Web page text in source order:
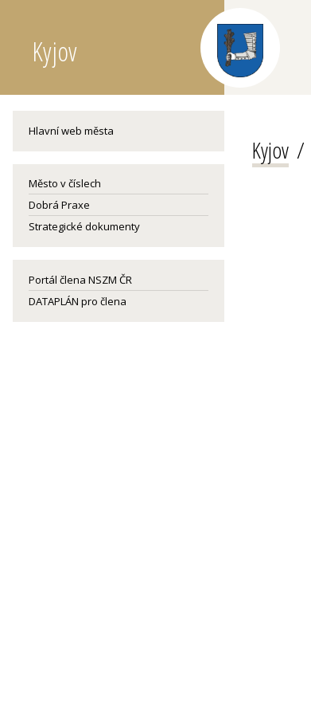
Kyjov
Hlavní web města
Město v číslech
Dobrá Praxe
Strategické dokumenty
Portál člena NSZM ČR
DATAPLÁN pro člena
Kyjov